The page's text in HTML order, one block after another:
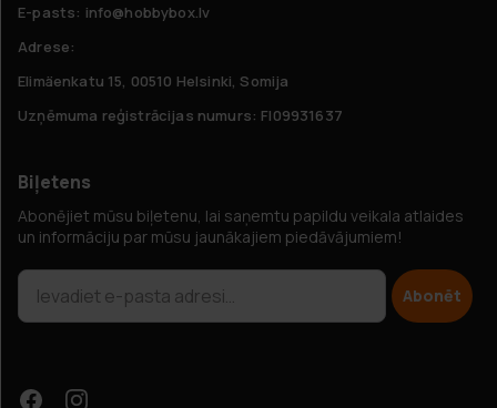
E-pasts: info@hobbybox.lv
Adrese:
Elimäenkatu 15, 00510 Helsinki, Somija
Uzņēmuma reģistrācijas numurs: FI09931637
Biļetens
Abonējiet mūsu biļetenu, lai saņemtu papildu veikala atlaides
un informāciju par mūsu jaunākajiem piedāvājumiem!
Abonēt